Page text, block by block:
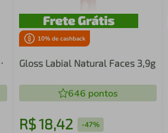
10% de cashback
Gloss Labial Natural Faces 3,9g
646 pontos
R$18,42 -47%